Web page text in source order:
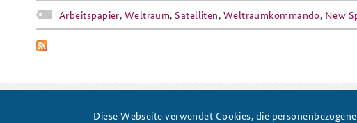
Arbeitspapier, Weltraum, Satelliten, Weltraumkommando, New
Diese Webseite verwendet Cookies, die